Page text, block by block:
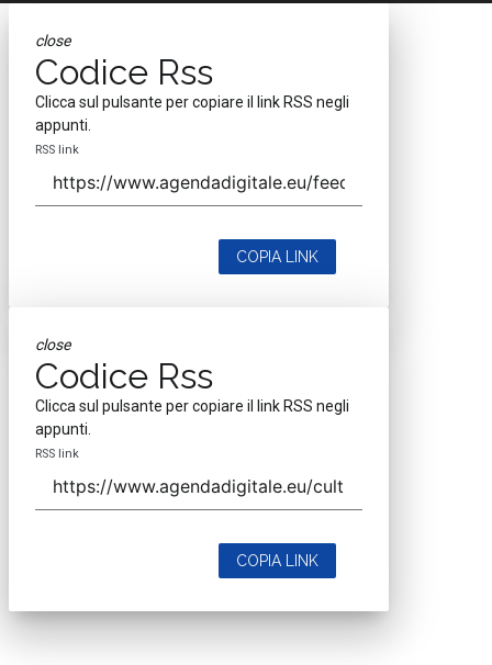
close
Codice Rss
Clicca sul pulsante per copiare il link RSS negli
appunti.
RSS link
COPIA LINK
close
Codice Rss
Clicca sul pulsante per copiare il link RSS negli
appunti.
RSS link
COPIA LINK